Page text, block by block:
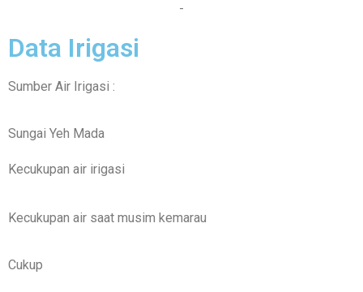
-
Data Irigasi
Sumber Air Irigasi :
Sungai Yeh Mada
Kecukupan air irigasi
Kecukupan air saat musim kemarau
Cukup